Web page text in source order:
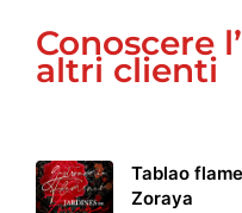
Conoscere
altri clienti
Tablao
Zoraya